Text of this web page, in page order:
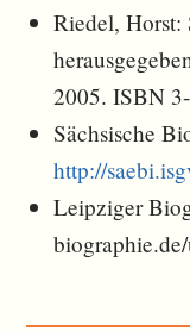
Riedel,
2005. ISBN
Sächsische
http://
Leipziger